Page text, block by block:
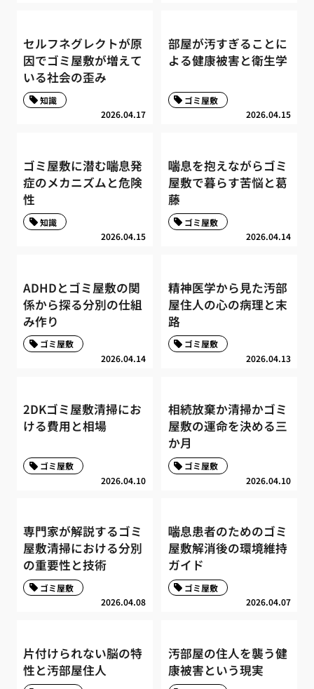
セルフネグレクトが原
因でゴミ屋敷が増えて
いる社会の歪み
2026.04.17
知識
部屋が汚すぎることに
よる健康被害と衛生学
2026.04.15
ゴミ屋敷
ゴミ屋敷に潜む喘息発
症のメカニズムと危険
性
2026.04.15
知識
喘息を抱えながらゴミ
屋敷で暮らす苦悩と葛
藤
2026.04.14
ゴミ屋敷
ADHDとゴミ屋敷の関
係から探る分別の仕組
み作り
2026.04.14
ゴミ屋敷
精神医学から見た汚部
屋住人の心の病理と末
路
2026.04.13
ゴミ屋敷
2DKゴミ屋敷清掃にお
ける費用と相場
2026.04.10
ゴミ屋敷
相続放棄か清掃かゴミ
屋敷の運命を決める三
か月
2026.04.10
ゴミ屋敷
専門家が解説するゴミ
屋敷清掃における分別
の重要性と技術
2026.04.08
ゴミ屋敷
喘息患者のためのゴミ
屋敷解消後の環境維持
ガイド
2026.04.07
ゴミ屋敷
片付けられない脳の特
性と汚部屋住人
汚部屋の住人を襲う健
康被害という現実